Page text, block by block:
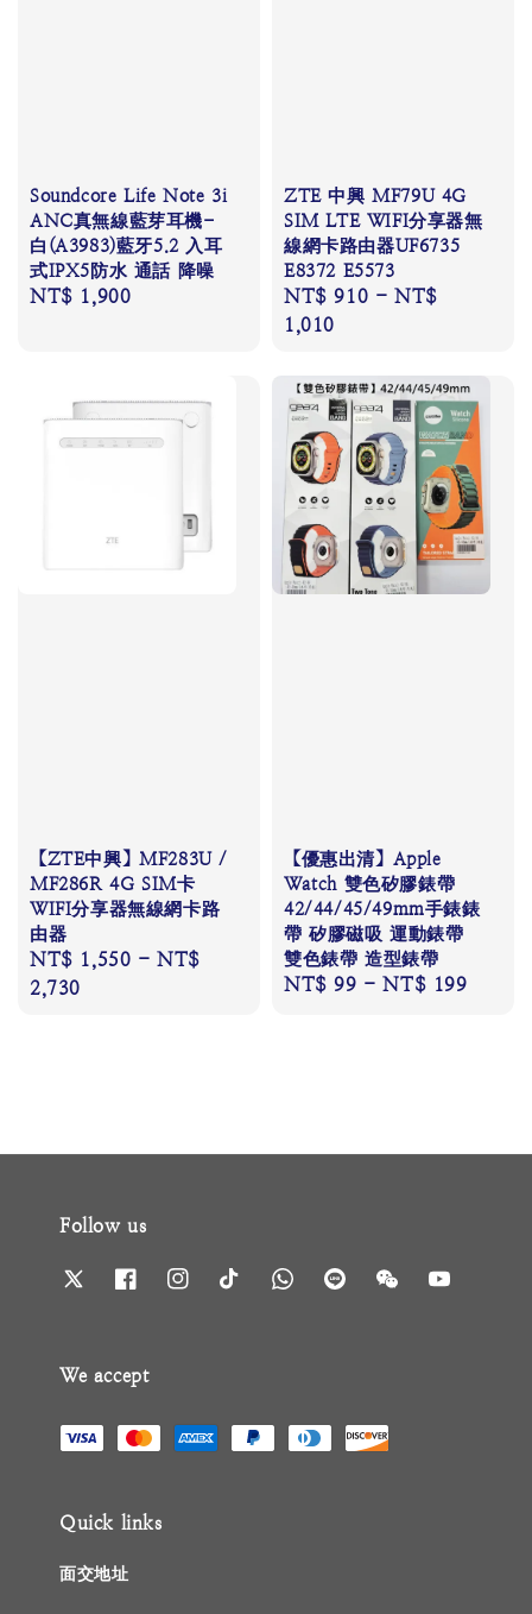
Soundcore Life Note 3i
ANC真無線藍芽耳機-
白(A3983)藍牙5.2 入耳
式IPX5防水 通話 降噪
Regular
NT$ 1,900
ZTE 中興 MF79U 4G
SIM LTE WIFI分享器無
線網卡路由器UF6735
E8372 E5573
Regular
price
NT$ 910 -NT$
1,010
【ZTE中興】MF283U /
MF286R 4G SIM卡
WIFI分享器無線網卡路
由器
Regular
price
NT$ 1,550 -NT$
2,730
【優惠出清】Apple
Watch 雙色矽膠錶帶
42/44/45/49mm手錶錶
帶 矽膠磁吸 運動錶帶
雙色錶帶 造型錶帶
Regular
NT$ 99 -NT$ 199
Follow us
We accept
Quick links
面交地址